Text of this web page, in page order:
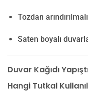
Tozdan arındırılmalı
Saten boyalı
Duvar Kağıdı
Hangi Tutkal